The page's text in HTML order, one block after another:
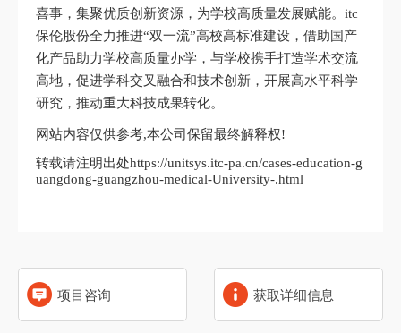
喜事，集聚优质创新资源，为学校高质量发展赋能。itc
保伦股份全力推进“双一流”高校高标准建设，借助国产
化产品助力学校高质量办学，与学校携手打造学术交流
高地，促进学科交叉融合和技术创新，开展高水平科学
研究，推动重大科技成果转化。
网站内容仅供参考,本公司保留最终解释权!
转载请注明出处https://unitsys.itc-pa.cn/cases-education-g
uangdong-guangzhou-medical-University-.html
项目咨询 获取详细信息